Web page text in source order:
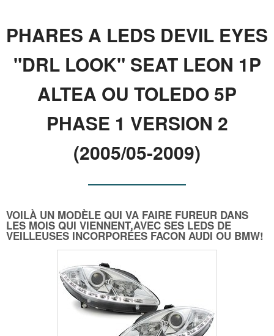
PHARES A LEDS DEVIL EYES
"DRL LOOK" SEAT LEON 1P
ALTEA OU TOLEDO 5P
PHASE 1 VERSION 2
(2005/05-2009)
VOILÀ UN MODÈLE QUI VA FAIRE FUREUR DANS
LES MOIS QUI VIENNENT,AVEC SES LEDS DE
VEILLEUSES INCORPORÉES FACON AUDI OU BMW!